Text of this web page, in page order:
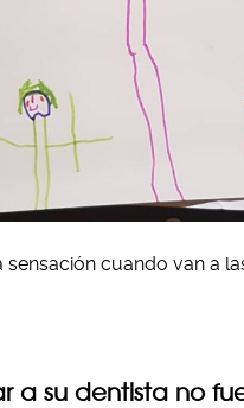
sensación cuando van a
a su dentista no